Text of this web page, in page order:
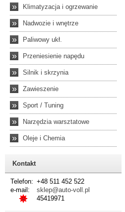
» Klimatyzacja i ogrzewanie
» Nadwozie i wnętrze
» Paliwowy ukł.
» Przeniesienie napędu
» Silnik i skrzynia
» Zawieszenie
» Sport / Tuning
» Narzędzia warsztatowe
» Oleje i Chemia
Kontakt
Telefon: +48 511 452 522
e-mail:
sklep@auto-voll.pl
45419971